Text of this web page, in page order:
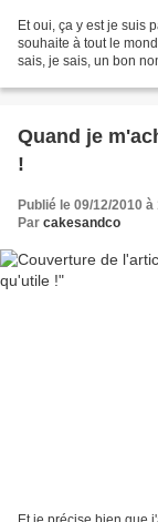
Et oui, ça y est je suis
souhaite à tout le
sais, je sais, un bon
Quand je
!
Publié le 09/12/2010 à
Par cakesandco